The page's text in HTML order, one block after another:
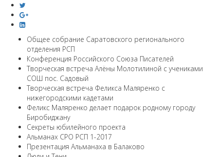
Общее собрание Саратовского регионального
отделения РСП
Конференция Российского Союза Писателей
Творческая встреча Алёны Молотилиной с учениками
СОШ пос. Садовый
Творческая встреча Феликса Маляренко с
нижегородскими кадетами
Феликс Маляренко делает подарок родному городу
Биробиджану
Секреты юбилейного проекта
Альманах СРО РСП 1-2017
Презентация Альманаха в Балаково